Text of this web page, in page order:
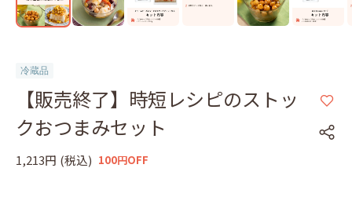
冷蔵品
【販売終了】時短レシピのストッ
クおつまみセット
1,213円 (税込) 100円OFF